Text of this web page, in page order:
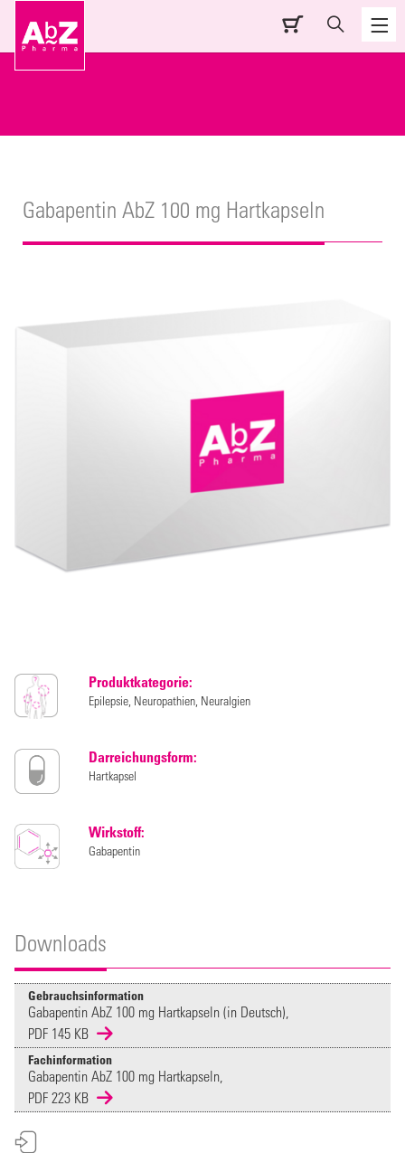
Gabapentin AbZ 100 mg Hartkapseln
Produktkategorie:
Epilepsie, Neuropathien, Neuralgien
Darreichungsform:
Hartkapsel
Wirkstoff:
Gabapentin
Downloads
Gebrauchsinformation
Gabapentin AbZ 100 mg Hartkapseln (in Deutsch),
PDF 145 KB
Fachinformation
Gabapentin AbZ 100 mg Hartkapseln,
PDF 223 KB